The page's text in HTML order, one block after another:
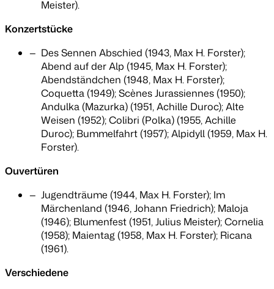
Meister).
Konzertstücke
Des Sennen Abschied (1943, Max H. Forster);
Abend auf der Alp (1945, Max H. Forster);
Abendständchen (1948, Max H. Forster);
Coquetta (1949); Scènes Jurassiennes (1950);
Andulka (Mazurka) (1951, Achille Duroc); Alte
Weisen (1952); Colibri (Polka) (1955, Achille
Duroc); Bummelfahrt (1957); Alpidyll (1959, Max H.
Forster).
Ouvertüren
Jugendträume (1944, Max H. Forster); Im
Märchenland (1946, Johann Friedrich); Maloja
(1946); Blumenfest (1951, Julius Meister); Cornelia
(1958); Maientag (1958, Max H. Forster); Ricana
(1961).
Verschiedene